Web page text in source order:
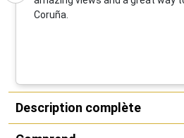
Coruña.
Description complète